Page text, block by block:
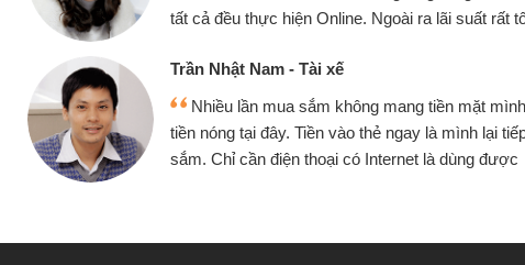
suất rất tốt
mặt mình đều vay
lại tiếp tục mua
được
không cần gặp mặt nên rất
Tôi kinh doanh buôn bán
hàng, nhờ biết đến website
quyết được công việc của